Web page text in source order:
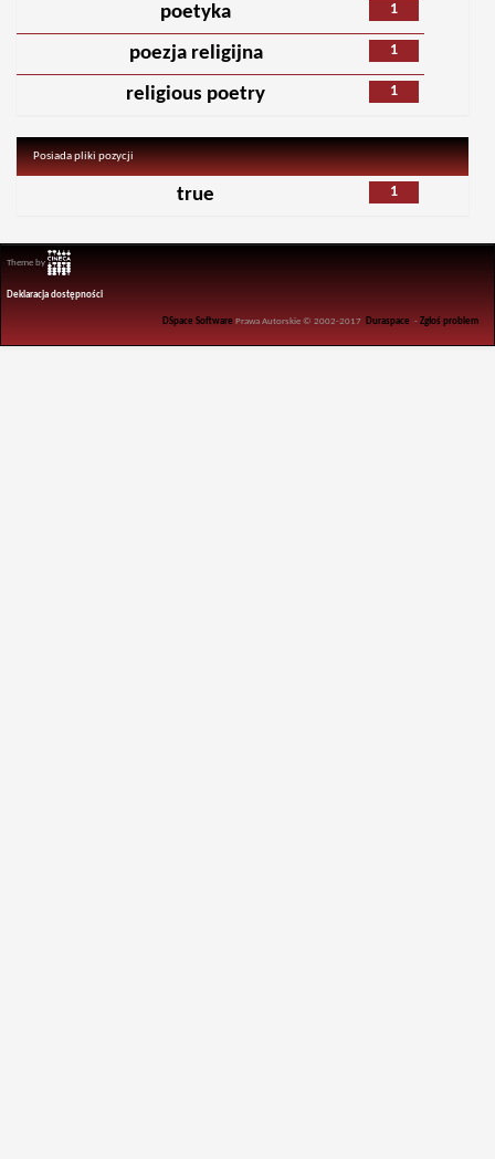
1
poetyka
1
poezja religijna
1
religious poetry
Posiada pliki pozycji
1
true
Theme by
Deklaracja dostępności
DSpace Software Prawa Autorskie © 2002-2017 Duraspace -Zgłoś problem